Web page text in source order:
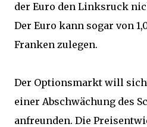
der Euro den Linksruck
Der Euro kann sogar von
Franken zulegen.
Der Optionsmarkt will
einer Abschwächung des
anfreunden. Die